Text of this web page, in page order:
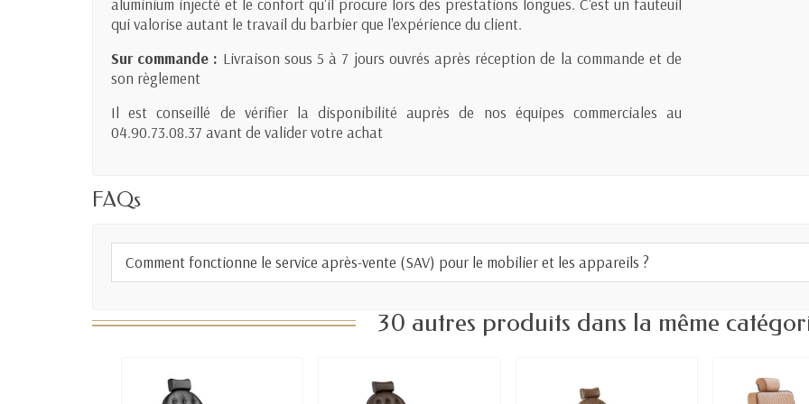
aluminium injecté et le confort qu'il procure lors des prestations longues. C'est un fauteuil
qui valorise autant le travail du barbier que l'expérience du client.
Sur commande : Livraison sous 5 à 7 jours ouvrés après réception de la commande et de
son règlement
Il est conseillé de vérifier la disponibilité auprès de nos équipes commerciales au
04.90.73.08.37 avant de valider votre achat
FAQs
Comment fonctionne le service après-vente (SAV) pour le mobilier et les appareils ?
30 autres produits dans la même